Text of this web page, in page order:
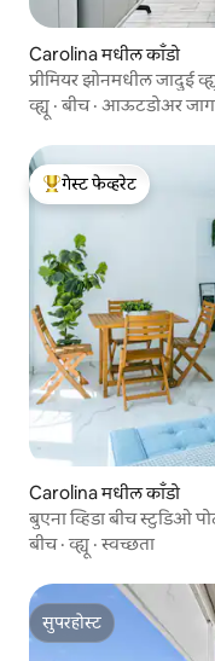
Carolina मधील काँडो
प्रीमियर झोनमधील जादुई
व्ह्यू ·बीच· आऊटडोअर
टॉप गेस्ट फेव्हरेट
गेस्ट फेव्हरेट
Carolina मधील काँडो
बुएना व्हिडा बीच स्टुडिओ
बीच·व्ह्यू ·स्वच्छता
सुपरहोस्ट
सुपरहोस्ट